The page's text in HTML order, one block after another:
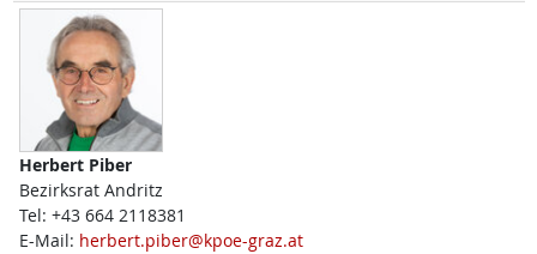
Herbert Piber
Bezirksrat Andritz
Tel: +43 664 2118381
E-Mail: herbert.piber@kpoe-graz.at